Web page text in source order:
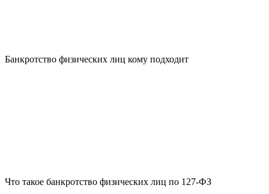
Банкротство физических лиц кому подходит
Что такое банкротство физических лиц по 127-ФЗ